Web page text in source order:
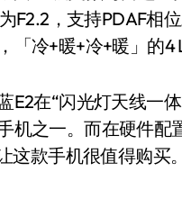
F2.2，支持PDAF相
「冷+暖+冷+暖」的4
在“闪光灯天线一体
机之一。而在硬件
这款手机很值得购买。